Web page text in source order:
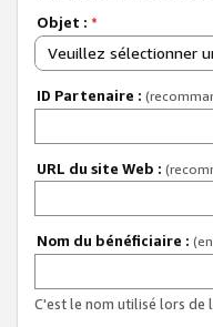
Objet : *
Veuillez sélectionner
ID Partenaire :
URL du site Web :
Nom du bénéficiaire :
C'est le nom utilisé lors de